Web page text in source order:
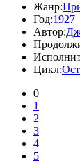
Жанр:
Год:1927
Автор:
Цикл:
0
1
2
3
4
5